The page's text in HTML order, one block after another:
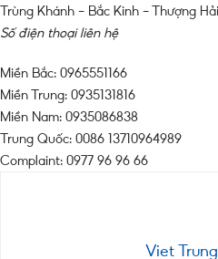
Trùng Khánh – Bắc Kinh – Thượng Hải
Số điện thoại liên hệ
Miền Bắc: 0965551166
Miền Trung: 0935131816
Miền Nam: 0935086838
Trung Quốc: 0086 13710964989
Complaint: 0977 96 96 66
Viet